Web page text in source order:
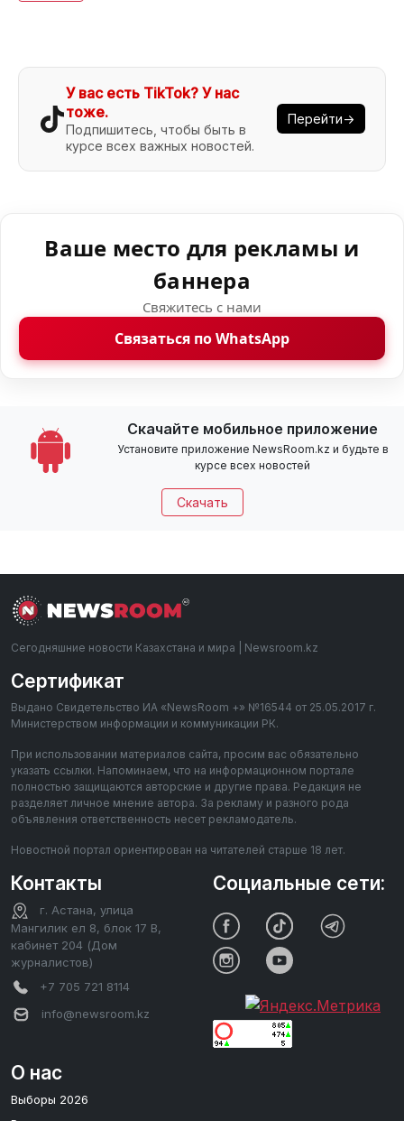
У вас есть TikTok? У нас
тоже.
Подпишитесь, чтобы быть в
курсе всех важных новостей.
Перейти→
Ваше место для рекламы и
баннера
Свяжитесь с нами
Связаться по WhatsApp
Скачайте мобильное приложение
Установите приложение NewsRoom.kz и будьте в
курсе всех новостей
Скачать
Сегодняшние новости Казахстана и мира | Newsroom.kz
Сертификат
Выдано Свидетельство ИА «NewsRoom +» №16544 от 25.05.2017 г.
Министерством информации и коммуникации РК.
При использовании материалов сайта, просим вас обязательно
указать ссылки. Напоминаем, что на информационном портале
полностью защищаются авторские и другие права. Редакция не
разделяет личное мнение автора. За рекламу и разного рода
объявления ответственность несет рекламодатель.
Новостной портал ориентирован на читателей старше 18 лет.
Контакты
г. Астана, улица
Мангилик ел 8, блок 17 В,
кабинет 204 (Дом
журналистов)
+7 705 721 8114
info@newsroom.kz
О нас
Выборы 2026
Социальные сети: